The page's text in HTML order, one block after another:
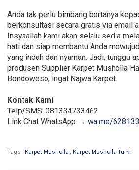
Anda tak perlu bimbang bertanya
berkonsultasi secara gratis via email
Insyaallah kami akan selalu sedia
hati dan siap membantu Anda
yang indah dan nyaman. Jadi, tunggu
produsen Supplier Karpet Musholla
Bondowoso, ingat Najwa Karpet.
Kontak Kami
Telp/SMS: 081334733462
Link Chat WhatsApp → wa.me/
Tags : Karpet Musholla , Karpet Musholla Turki